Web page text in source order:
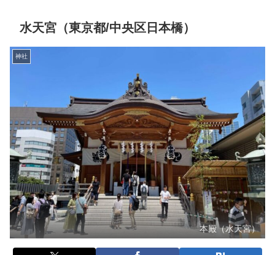
水天宮（東京都/中央区日本橋）
神社
本殿（水天宮）